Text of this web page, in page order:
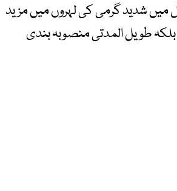
میں شدید گرمی کی لہروں میں مزید
طویل المدتی منصوبہ بندی